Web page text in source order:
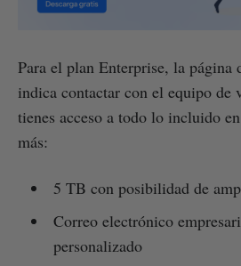
Para el plan Enterprise, la página
indica contactar con el equipo de
tienes acceso a todo lo incluido
más:
5 TB con posibilidad de
Correo electrónico
personalizado